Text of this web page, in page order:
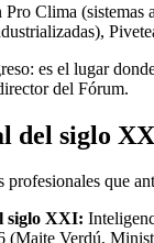
Pro Clima
es el lugar
del Fórum.
del siglo
que
siglo XXI:
(Maite Verdú,